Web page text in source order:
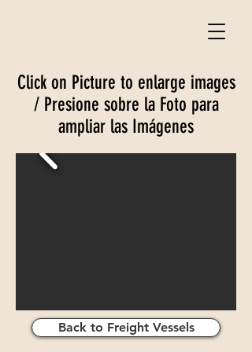
Click on Picture to enlarge images
/ Presione sobre la Foto para
ampliar las Imágenes
Back to Freight Vessels